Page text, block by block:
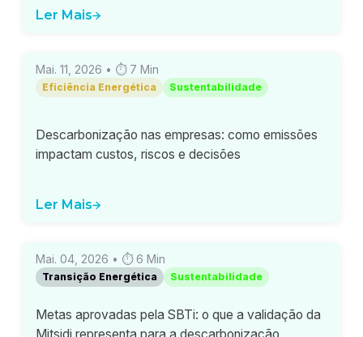
Ler Mais
Mai. 11, 2026 • ⏱ 7 Min
Eficiência Energética Sustentabilidade
Descarbonização nas empresas: como emissões
impactam custos, riscos e decisões
Ler Mais
Mai. 04, 2026 • ⏱ 6 Min
Transição Energética Sustentabilidade
Metas aprovadas pela SBTi: o que a validação da
Mitsidi representa para a descarbonização